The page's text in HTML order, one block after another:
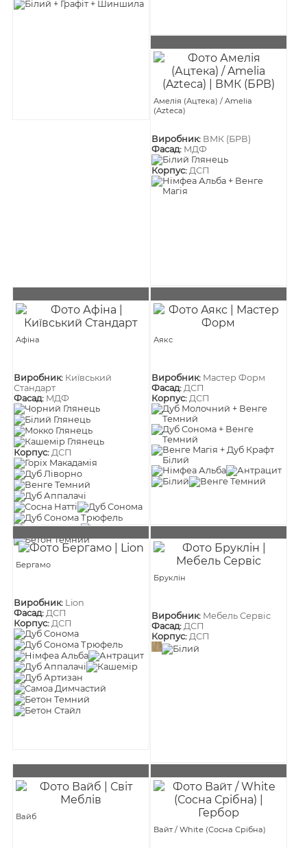
Амелія (Ацтека) / Amelia
(Azteca)
Виробник: ВМК (БРВ)
Фасад: МДФ
Корпус: ДСП
Афіна
Виробник: Київський
Стандарт
Фасад: МДФ
Корпус: ДСП
Аякс
Виробник: Мастер Форм
Фасад: ДСП
Корпус: ДСП
Бергамо
Виробник: Lion
Фасад:ДСП
Корпус:ДСП
Бруклін
Виробник: Мебель Сервіс
Фасад: ДСП
Корпус: ДСП
Вайб
Вайт / White (Сосна Срібна)